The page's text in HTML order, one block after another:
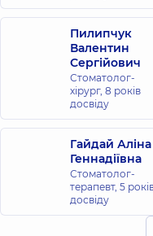
Пилипчук
Валентин
Сергійович
Стоматолог-
хірург, 8 років
досвіду
Гайдай Аліна
Геннадіївна
Стоматолог-
терапевт, 5
досвіду